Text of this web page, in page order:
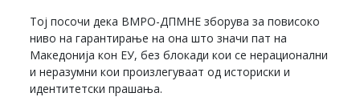
Тој посочи дека ВМРО-ДПМНЕ зборува за повисоко
ниво на гарантирање на она што значи пат на
Македонија кон ЕУ, без блокади кои се нерационални
и неразумни кои произлегуваат од историски и
идентитетски прашања.